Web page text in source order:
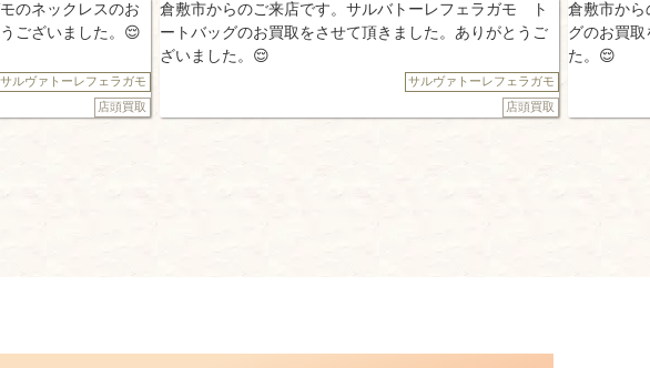
お
😌
ガモ
倉敷市からのご来店です。サルバトーレフェラガモ ト
ートバッグのお買取をさせて頂きました。ありがとうご
サルヴァトーレフェラガモ
倉敷市からのご来店です
グのお買取をさせて頂き